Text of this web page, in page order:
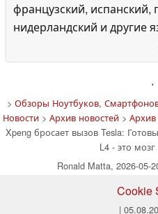
французский, испанский,
нидерландский и другие
'
> Обзоры Ноутбуков,
Новости> Архив новостей> Архив
Xpeng бросает вызов Tesla:
L4 - это
Ronald Matta, 2026-05-
Cookie
|